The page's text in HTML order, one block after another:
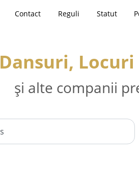
Contact Reguli Statut
Locuri
și alte companii